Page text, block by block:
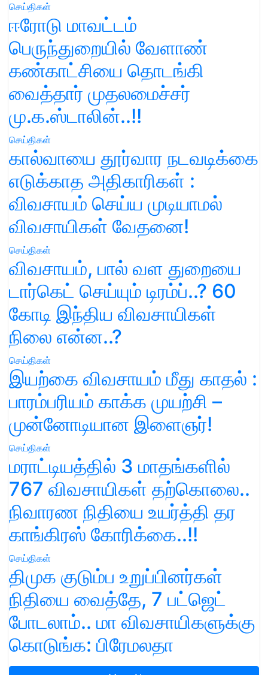
செய்திகள்
ஈரோடு மாவட்டம்
பெருந்துறையில் வேளாண்
கண்காட்சியை தொடங்கி
வைத்தார் முதலமைச்சர்
மு.க.ஸ்டாலின்..!!
செய்திகள்
கால்வாயை தூர்வார நடவடிக்கை
எடுக்காத அதிகாரிகள் :
விவசாயம் செய்ய முடியாமல்
விவசாயிகள் வேதனை!
செய்திகள்
விவசாயம், பால் வள துறையை
டார்கெட் செய்யும் டிரம்ப்..? 60
கோடி இந்திய விவசாயிகள்
நிலை என்ன..?
செய்திகள்
இயற்கை விவசாயம் மீது காதல் :
பாரம்பரியம் காக்க முயற்சி –
முன்னோடியான இளைஞர்!
செய்திகள்
மராட்டியத்தில் 3 மாதங்களில்
767 விவசாயிகள் தற்கொலை..
நிவாரண நிதியை உயர்த்தி தர
காங்கிரஸ் கோரிக்கை..!!
செய்திகள்
திமுக குடும்ப உறுப்பினர்கள்
நிதியை வைத்தே, 7 பட்ஜெட்
போடலாம்.. மா விவசாயிகளுக்கு
கொடுங்க: பிரேமலதா